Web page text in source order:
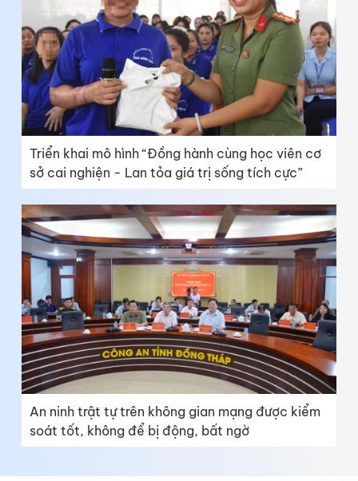
Triển khai mô hình “Đồng hành cùng học viên cơ
sở cai nghiện - Lan tỏa giá trị sống tích cực”
An ninh trật tự trên không gian mạng được kiểm
soát tốt, không để bị động, bất ngờ